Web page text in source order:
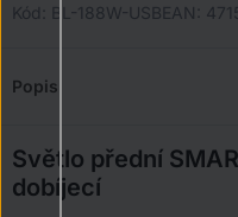
Kód: BL-188W-USBEAN:
Popis
Světlo přední
dobíjecí